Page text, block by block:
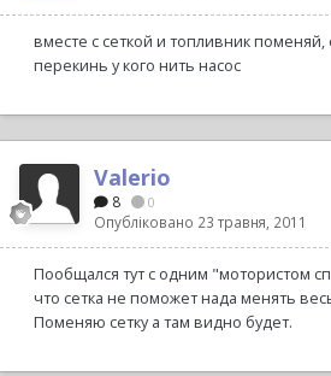
вместе с сеткой и топливник
перекинь у кого нить насос
Valerio
8 0
Опубліковано 23 травня, 2011
Пообщался тут с одним "мотористом
что сетка не поможет нада менять
Поменяю сетку а там видно будет.